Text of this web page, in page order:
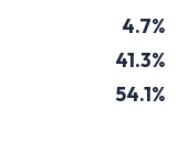
4.7%
41.3%
54.1%